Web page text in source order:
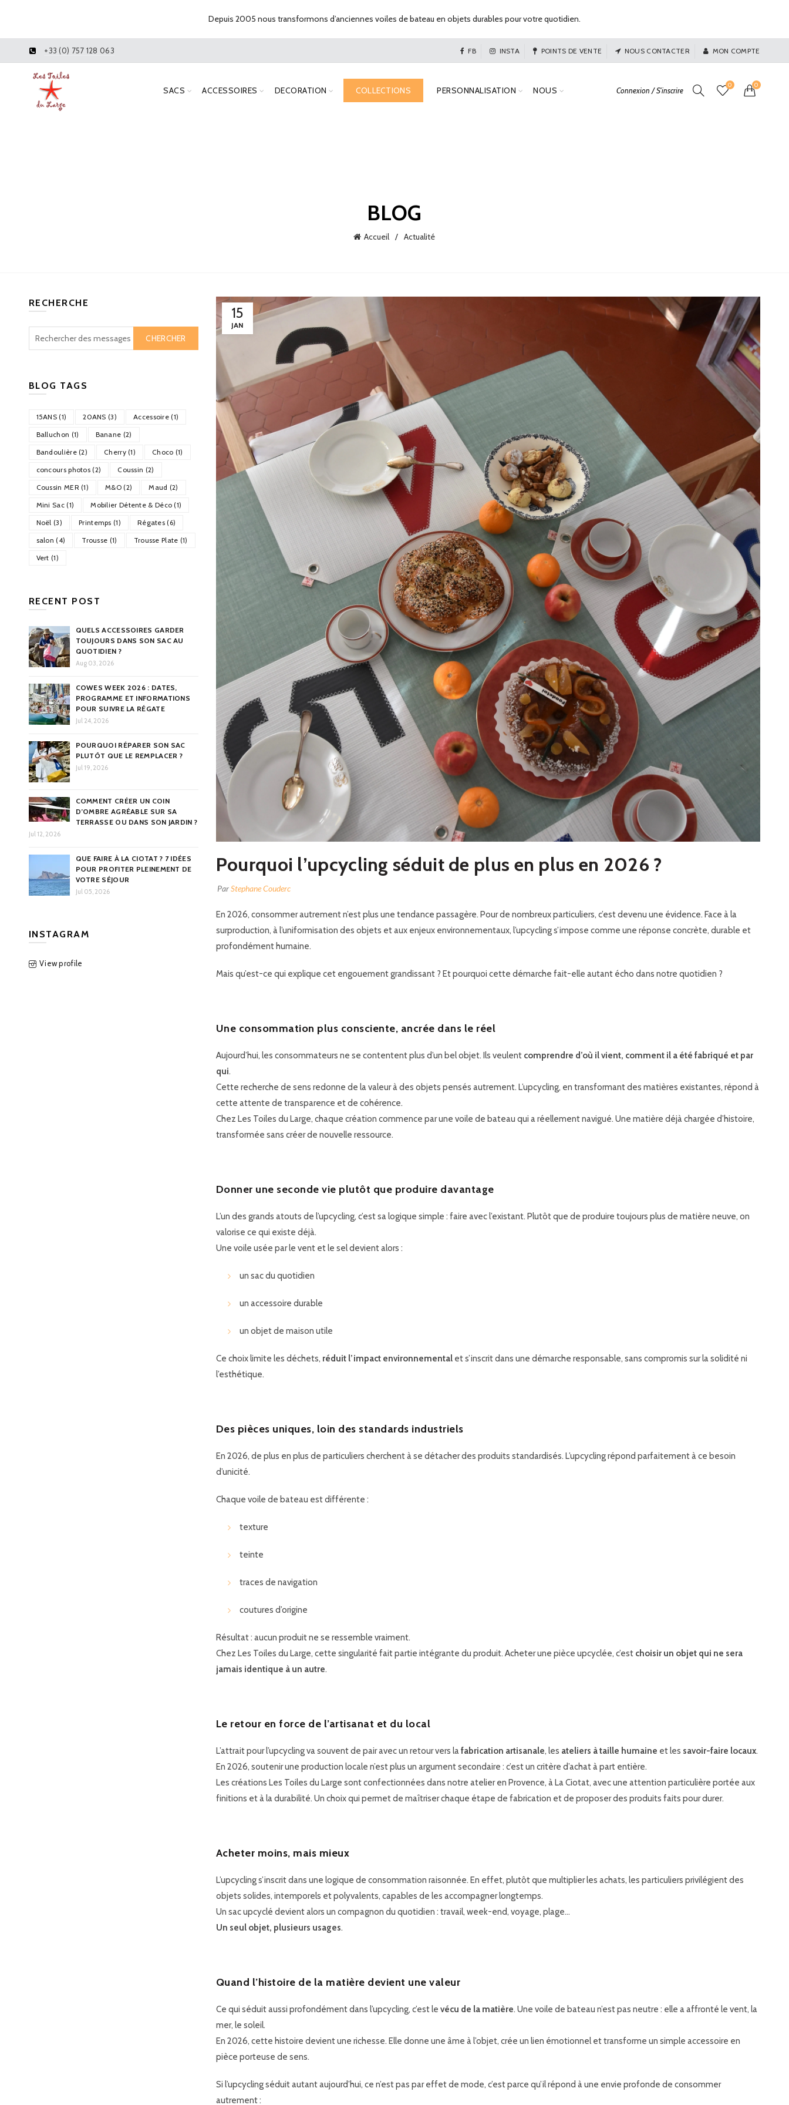
+33 (0) 757 128 063 FB INSTA POINTS DE VENTE NOUS CONTACTER MON COMPTE
SACS ACCESSOIRES DECORATION COLLECTIONS PERSONNALISATION NOUS Connexion / S'inscrire
0 0
BLOG
Accueil Actualité
15
JAN
Pourquoi l’upcycling séduit de plus en plus en 2026 ?
ParStephane Couderc
En 2026, consommer autrement n’est plus une tendance passagère. Pour de nombreux particuliers, c’est devenu une évidence. Face à la
surproduction, à l’uniformisation des objets et aux enjeux environnementaux, l’upcyclings’impose comme une réponse concrète, durable et
profondément humaine.
Mais qu’est-ce qui explique cet engouement grandissant ? Et pourquoi cette démarche fait-elle autant écho dans notre quotidien ?
Une consommation plus consciente, ancrée dans le réel
Aujourd’hui, les consommateurs ne se contentent plus d’un bel objet. Ils veulent comprendre d’où il vient, comment il a été fabriqué et par
qui.
Cette recherche de sens redonne de la valeur à des objets pensés autrement. L’upcycling, en transformant des matières existantes, répond à
cette attente de transparence et de cohérence.
Chez Les Toiles du Large, chaque création commence par une voile de bateau qui a réellement navigué. Une matière déjà chargée d’histoire,
transformée sans créer de nouvelle ressource.
Donner une seconde vie plutôt que produire davantage
L’un des grands atouts de l’upcycling, c’est sa logique simple : faire avec l’existant. Plutôt que de produire toujours plus de matière neuve, on
valorise ce qui existe déjà.
Une voile usée par le vent et le sel devient alors :
un sac du quotidien
un accessoire durable
un objet de maison utile
Ce choix limite les déchets, réduit l’impact environnementalet s’inscrit dans une démarche responsable, sans compromis sur la solidité ni
l’esthétique.
Des pièces uniques, loin des standards industriels
En 2026, de plus en plus de particuliers cherchent à se détacher des produits standardisés. L’upcycling répond parfaitement à ce besoin
d’unicité.
Chaque voile de bateau est différente :
texture
teinte
traces de navigation
coutures d’origine
Résultat : aucun produit ne se ressemble vraiment.
Chez Les Toiles du Large, cette singularité fait partie intégrante du produit. Acheter une pièce upcyclée, c’est choisir un objet qui ne sera
jamais identique à un autre.
Le retour en force de l’artisanat et du local
L’attrait pour l’upcycling va souvent de pair avec un retour vers la fabrication artisanale, les ateliers à taille humaine et les savoir-faire locaux.
En 2026, soutenir une production locale n’est plus un argument secondaire : c’est un critère d’achat à part entière.
Les créations Les Toiles du Large sont confectionnées dans notre atelier en Provence, à La Ciotat, avec une attention particulière portée aux
finitions et à la durabilité. Un choix qui permet de maîtriser chaque étape de fabrication et de proposer des produits faits pour durer.
Acheter moins, mais mieux
L’upcycling s’inscrit dans une logique de consommation raisonnée. En effet, plutôt que multiplier les achats, les particuliers privilégient des
objets solides, intemporels et polyvalents, capables de les accompagner longtemps.
Un sac upcyclé devient alors un compagnon du quotidien : travail, week-end, voyage, plage…
Un seul objet, plusieurs usages.
Quand l’histoire de la matière devient une valeur
Ce qui séduit aussi profondément dans l’upcycling, c’est le vécu de la matière. Une voile de bateau n’est pas neutre : elle a affronté le vent, la
mer, le soleil.
En 2026, cette histoire devient une richesse. Elle donne une âme à l’objet, crée un lien émotionnel et transforme un simple accessoire en
pièce porteuse de sens.
Si l’upcycling séduit autant aujourd’hui, ce n’est pas par effet de mode, c’est parce qu’il répond à une envie profonde de consommer
autrement :
RECHERCHE
CHERCHER
BLOG TAGS
15ANS (1) 20ANS (3)
Accessoire (1)
Balluchon (1)
Banane (2)
Bandoulière (2)
Cherry (1)
Choco (1)
concours photos (2)
Coussin (2)
Coussin MER (1)
M&O (2)
Maud (2)
Mini Sac (1)
Mobilier Détente & Déco (1)
Noël (3)
Printemps (1)
Régates (6)
salon (4)
Trousse (1)
Trousse Plate (1)
Vert (1)
RECENT POST
QUELS ACCESSOIRES GARDER
TOUJOURS DANS SON SAC AU
QUOTIDIEN ?
Aug 03, 2026
COWES WEEK 2026 : DATES,
PROGRAMME ET INFORMATIONS
POUR SUIVRE LA RÉGATE
Jul 24, 2026
POURQUOI RÉPARER SON SAC
PLUTÔT QUE LE REMPLACER ?
Jul 19, 2026
COMMENT CRÉER UN COIN
D’OMBRE AGRÉABLE SUR SA
TERRASSE OU DANS SON JARDIN ?
Jul 12, 2026
QUE FAIRE À LA CIOTAT ? 7 IDÉES
POUR PROFITER PLEINEMENT DE
VOTRE SÉJOUR
Jul 05, 2026
INSTAGRAM
View profile
Depuis 2005 nous transformons d’anciennes voiles de bateau en objets durables pour votre quotidien.